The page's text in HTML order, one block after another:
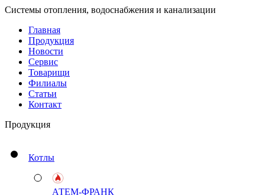
Системы отопления, водоснабжения и канализации
Главная
Продукция
Новости
Сервис
Товарищи
Филиалы
Статьи
Контакт
Продукция
Котлы
АТЕМ-ФРАНК